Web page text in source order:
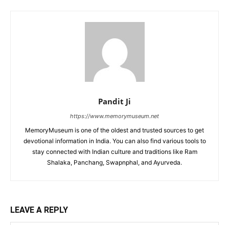
Pandit Ji
https://www.memorymuseum.net
MemoryMuseum is one of the oldest and trusted sources to get
devotional information in India. You can also find various tools to
stay connected with Indian culture and traditions like Ram
Shalaka, Panchang, Swapnphal, and Ayurveda.
LEAVE A REPLY